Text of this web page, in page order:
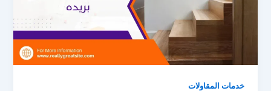
خدمات المقاولات